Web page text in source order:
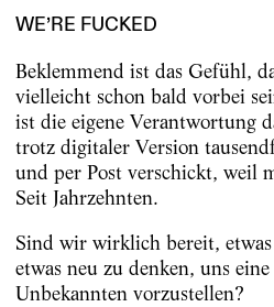
WE’RE FUCKED
Beklemmend ist das Gefühl,
vielleicht schon bald vorbei
ist die eigene Verantwortung
trotz digitaler Version
und per Post verschickt, weil
Seit Jahrzehnten.
Sind wir wirklich bereit, etwas
etwas neu zu denken, uns
Unbekannten vorzustellen?